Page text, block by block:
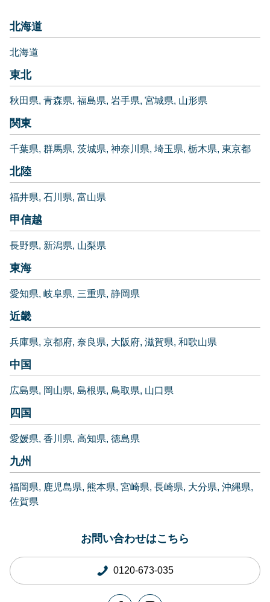
北海道
北海道
東北
秋田県 青森県 福島県 岩手県 宮城県 山形県
関東
千葉県 群馬県 茨城県 神奈川県 埼玉県 栃木県 東京都
北陸
福井県 石川県 富山県
甲信越
長野県 新潟県 山梨県
東海
愛知県 岐阜県 三重県 静岡県
近畿
兵庫県 京都府 奈良県 大阪府 滋賀県 和歌山県
中国
広島県 岡山県 島根県 鳥取県 山口県
四国
愛媛県 香川県 高知県 徳島県
九州
福岡県 鹿児島県 熊本県 宮崎県 長崎県 大分県 沖縄県
佐賀県
お問い合わせはこちら
0120-673-035